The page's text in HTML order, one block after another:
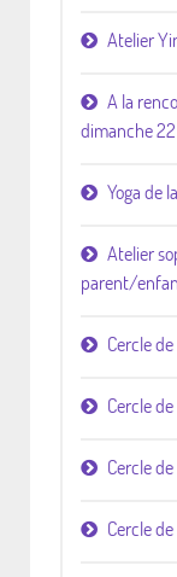
Atelier
A la
dimanche
Yoga de
Atelier
parent/
Cercle
Cercle
Cercle
Cercle